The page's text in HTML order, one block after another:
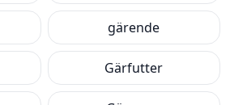
gärende
Gärfutter